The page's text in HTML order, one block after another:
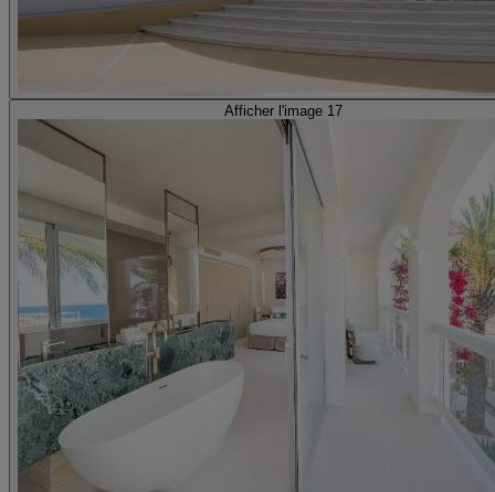
Afficher l'image 17